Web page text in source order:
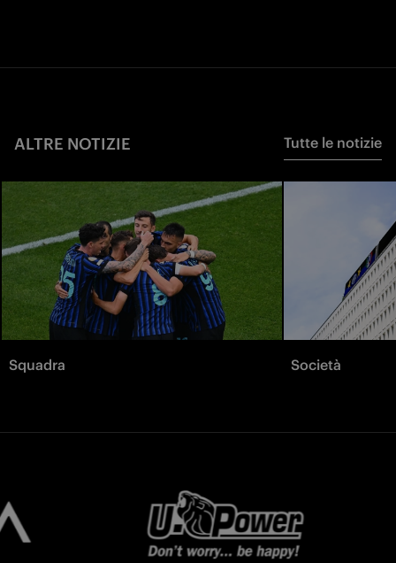
ALTRE NOTIZIE Tutte le notizie
Squadra Società